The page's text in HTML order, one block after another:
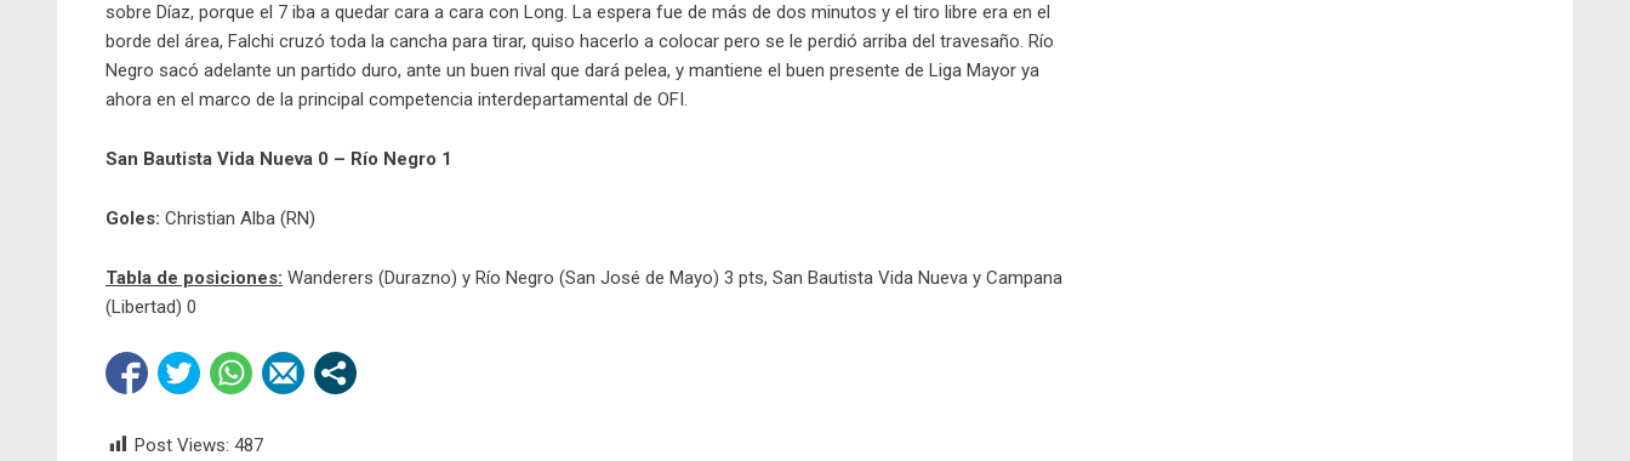
sobre Díaz, porque el 7 iba a quedar cara a cara con Long. La espera fue de más de dos minutos y el tiro libre era en el
borde del área, Falchi cruzó toda la cancha para tirar, quiso hacerlo a colocar pero se le perdió arriba del travesaño. Río
Negro sacó adelante un partido duro, ante un buen rival que dará pelea, y mantiene el buen presente de Liga Mayor ya
ahora en el marco de la principal competencia interdepartamental de OFI.
San Bautista Vida Nueva 0 – Río Negro 1
Goles: Christian Alba (RN)
Tabla de posiciones: Wanderers (Durazno) y Río Negro (San José de Mayo) 3 pts, San Bautista Vida Nueva y Campana
(Libertad) 0
Post Views: 487